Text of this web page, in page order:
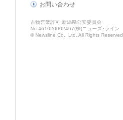
お問い合わせ
古物営業許可 新潟県公安委員会
No.461020002467(株)ニューズ･ライン
© Newsline Co., Ltd. All Rights Reserved.